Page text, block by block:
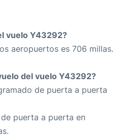
vuelo Y43292?
aeropuertos es 706 millas.
del vuelo Y43292?
de puerta a puerta
puerta a puerta en